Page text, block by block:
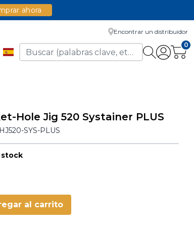
ahora
Encontrar un distribuidor
0
Hole Jig 520 Systainer PLUS
SYS-PLUS
stock
al carrito